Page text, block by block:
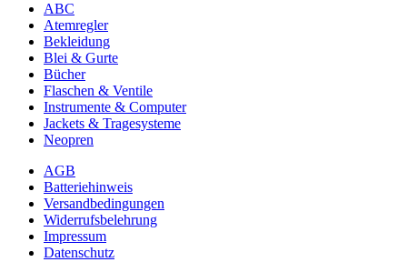
ABC
Atemregler
Bekleidung
Blei & Gurte
Bücher
Flaschen & Ventile
Instrumente & Computer
Jackets & Tragesysteme
Neopren
AGB
Batteriehinweis
Versandbedingungen
Widerrufsbelehrung
Impressum
Datenschutz